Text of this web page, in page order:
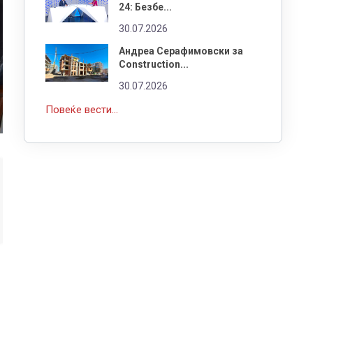
24: Безбе...
30.07.2026
Андреа Серафимовски за
Construction...
30.07.2026
Повеќе вести...